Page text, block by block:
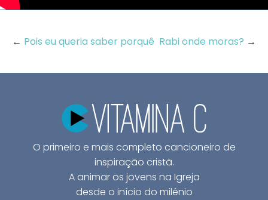
← Pois eu queria saber porquê Rabi onde moras? →
O primeiro e mais completo cancioneiro de
inspiração cristã.
A animar os jovens na Igreja
desde o início do milénio